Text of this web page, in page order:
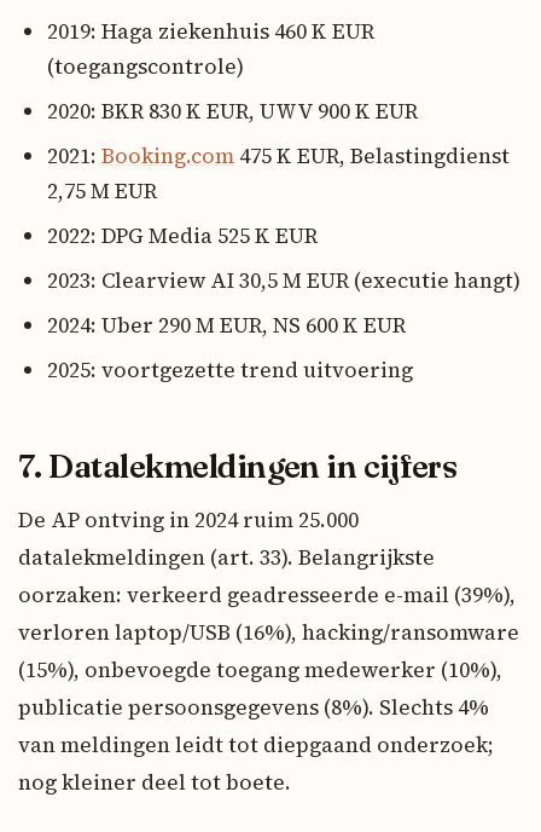
2019: Haga ziekenhuis 460 K EUR
(toegangscontrole)
2020: BKR 830 K EUR, UWV 900 K EUR
2021: Booking.com 475 K EUR, Belastingdienst
2,75 M EUR
2022: DPG Media 525 K EUR
2023: Clearview AI 30,5 M EUR (executie hangt)
2024: Uber 290 M EUR, NS 600 K EUR
2025: voortgezette trend uitvoering
7. Datalekmeldingen in cijfers
De AP ontving in 2024 ruim 25.000
datalekmeldingen (art. 33). Belangrijkste
oorzaken: verkeerd geadresseerde e-mail (39%),
verloren laptop/USB (16%), hacking/ransomware
(15%), onbevoegde toegang medewerker (10%),
publicatie persoonsgegevens (8%). Slechts 4%
van meldingen leidt tot diepgaand onderzoek;
nog kleiner deel tot boete.